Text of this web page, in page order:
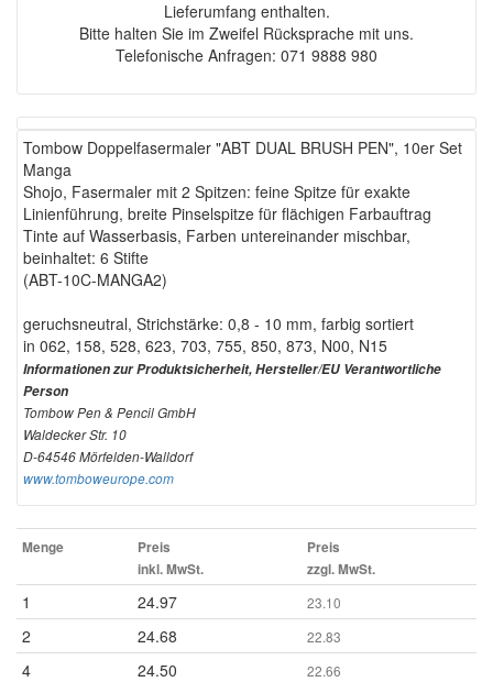
Lieferumfang enthalten.
Bitte halten Sie im Zweifel Rücksprache mit uns.
Telefonische Anfragen: 071 9888 980
Tombow Doppelfasermaler "ABT DUAL BRUSH PEN", 10er Set
Manga
Shojo, Fasermaler mit 2 Spitzen: feine Spitze für exakte
Linienführung, breite Pinselspitze für flächigen Farbauftrag
Tinte auf Wasserbasis, Farben untereinander mischbar,
beinhaltet: 6 Stifte
(ABT-10C-MANGA2)
geruchsneutral, Strichstärke: 0,8 - 10 mm, farbig sortiert
in 062, 158, 528, 623, 703, 755, 850, 873, N00, N15
Informationen zur Produktsicherheit, Hersteller/EU Verantwortliche
Person
Tombow Pen & Pencil GmbH
Waldecker Str. 10
D-64546 Mörfelden-Walldorf
www.tomboweurope.com
Menge
Preis
inkl. MwSt.
Preis
zzgl. MwSt.
1 24.97 23.10
2 24.68 22.83
4 24.50 22.66